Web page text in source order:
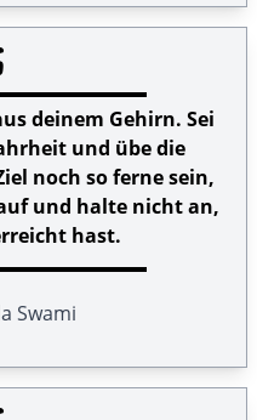
deinem Gehirn. Sei
und übe die
noch so ferne sein,
und halte nicht an,
hast.
Swami